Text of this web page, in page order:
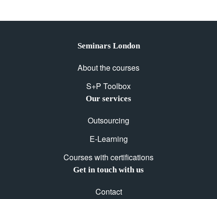
Seminars London
About the courses
S+P Toolbox
Our services
Outsourcing
E-Learning
Courses with certifications
Get in touch with us
Contact